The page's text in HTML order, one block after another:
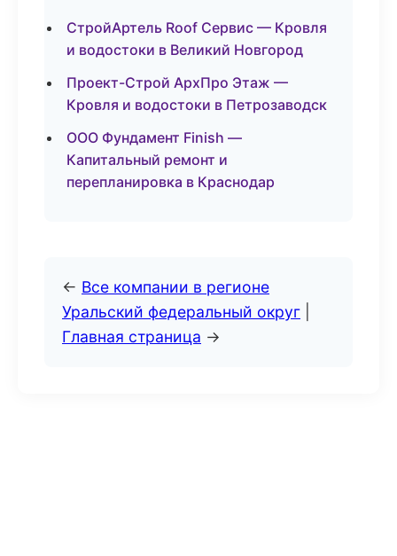
СтройАртель Roof Сервис — Кровля
и водостоки в Великий Новгород
Проект-Строй АрхПро Этаж —
Кровля и водостоки в Петрозаводск
ООО Фундамент Finish —
Капитальный ремонт и
перепланировка в Краснодар
← Все компании в регионе
Уральский федеральный округ
Главная страница →